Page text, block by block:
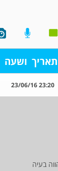
תאריך ושעה
23:20 23/06/16
בעיה